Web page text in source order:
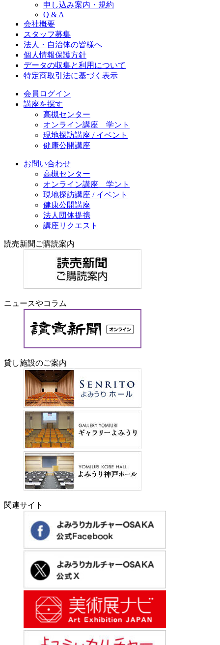
申し込み案内・規約
Q & A
会社概要
スタッフ募集
法人・自治体の皆様へ
個人情報保護方針
データの収集と利用について
特定商取引法に基づく表示
会員ログイン
講座を探す
高槻センター
オンライン講座 学ント
現地探訪講座 / イベント
健康公開講座
お問い合わせ
高槻センター
オンライン講座 学ント
現地探訪講座 / イベント
健康公開講座
法人団体提携
講座リクエスト
読売新聞ご購読案内
ニュースやコラム
貸し施設のご案内
関連サイト